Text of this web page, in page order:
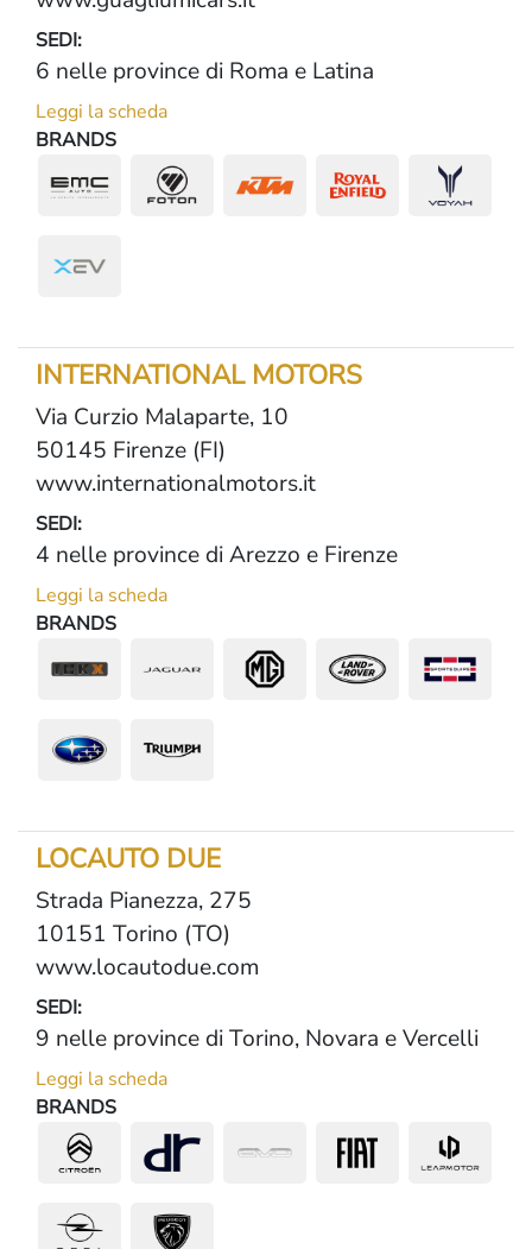
SEDI:
6 nelle province di Roma e Latina
Leggi la scheda
BRANDS
INTERNATIONAL MOTORS
Via Curzio Malaparte, 10
50145 Firenze (FI)
www.internationalmotors.it
SEDI:
4 nelle province di Arezzo e Firenze
Leggi la scheda
BRANDS
LOCAUTO DUE
Strada Pianezza, 275
10151 Torino (TO)
www.locautodue.com
SEDI:
9 nelle province di Torino, Novara e Vercelli
Leggi la scheda
BRANDS